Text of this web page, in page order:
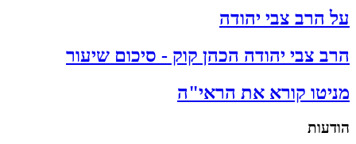
על הרב צבי יהודה
הרב צבי יהודה הכהן קוק - סיכום שיעור
מניטו קורא את הראי"ה
הודעות